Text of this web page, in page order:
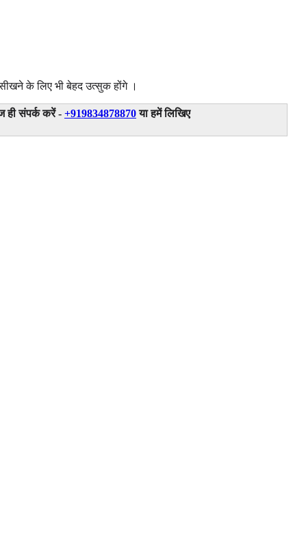
के लिए भी बेहद उत्सुक होंगे ।
ही संपर्क करें - +919834878870 या हमें लिखिए